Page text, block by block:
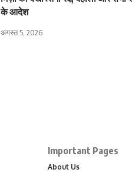
के आदेश
अगस्त 5, 2026
Important Pages
About Us